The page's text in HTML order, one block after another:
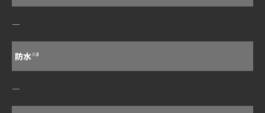
―
防水※3
―